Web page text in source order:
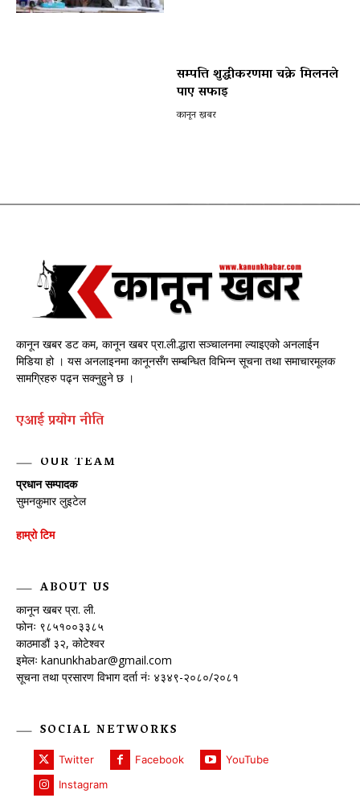
सम्पत्ति शुद्धीकरणमा चक्रे मिलनले
पाए सफाइ
कानून खबर
कानून खबर डट कम, कानून खबर प्रा.ली.द्धारा सञ्चालनमा ल्याइएको अनलाईन
मिडिया हो । यस अनलाइनमा कानूनसँग सम्बन्धित विभिन्न सूचना तथा समाचारमूलक
सामग्रिहरु पढ्न सक्नुहुने छ ।
एआई प्रयाेग नीति
OUR TEAM
प्रधान सम्पादक
सुमनकुमार लुइटेल
हाम्रो टिम
ABOUT US
कानून खबर प्रा. ली.
फोनः ९८५१००३३८५
काठमाडौं ३२, कोटेश्वर
इमेलः kanunkhabar@gmail.com
सूचना तथा प्रसारण विभाग दर्ता नंः ४३४९-२०८०/२०८१
SOCIAL NETWORKS
Twitter Facebook
YouTube
Instagram